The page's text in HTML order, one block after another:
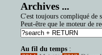
Archives ...
C'est toujours compliqué de
Peut-être que le moteur de
Au fil du temps :